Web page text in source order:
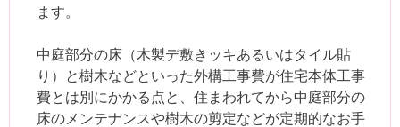
ます。
中庭部分の床（木製デ敷きッキあるいはタイル貼
り）と樹木などといった外構工事費が住宅本体工事
費とは別にかかる点と、住まわれてから中庭部分の
床のメンテナンスや樹木の剪定などが定期的なお手